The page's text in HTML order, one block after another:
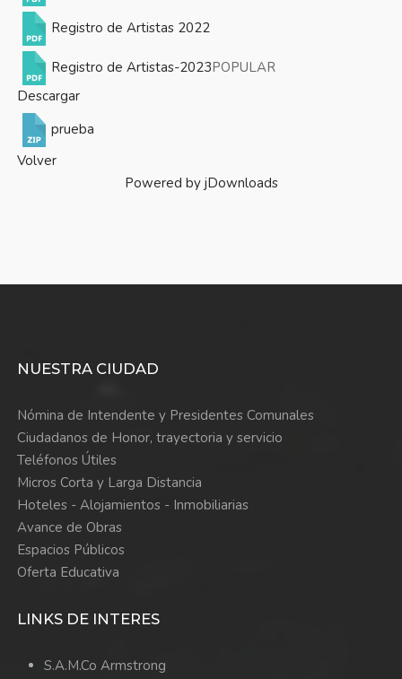
Registro de Artistas 2022
Registro de Artistas-2023POPULAR
Descargar
prueba
Volver
Powered by jDownloads
NUESTRA CIUDAD
Nómina de Intendente y Presidentes Comunales
Ciudadanos de Honor, trayectoria y servicio
Teléfonos Útiles
Micros Corta y Larga Distancia
Hoteles - Alojamientos - Inmobiliarias
Avance de Obras
Espacios Públicos
Oferta Educativa
LINKS DE INTERES
S.A.M.Co Armstrong